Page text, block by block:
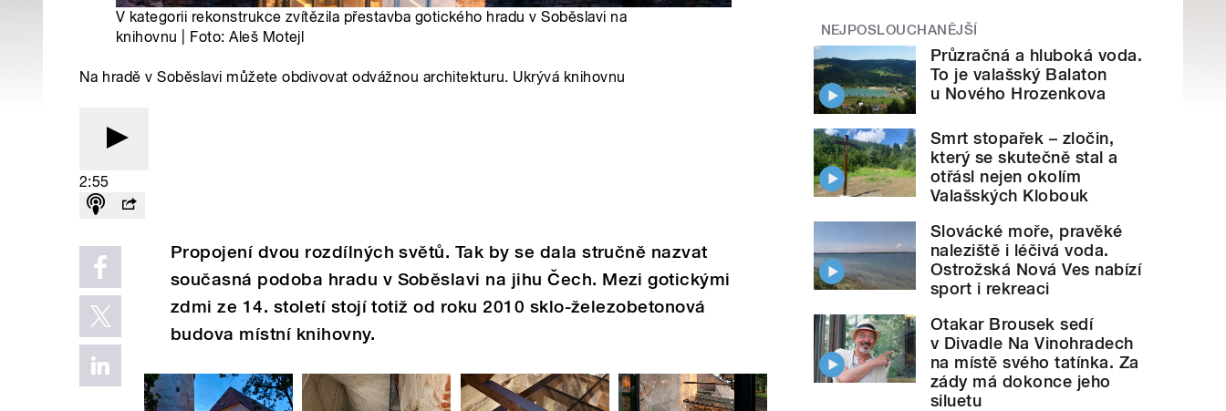
V kategorii rekonstrukce zvítězila přestavba gotického hradu v Soběslavi na
knihovnu | Foto: Aleš Motejl
Na hradě v Soběslavi můžete obdivovat odvážnou architekturu. Ukrývá knihovnu
2:55
Propojení dvou rozdílných světů. Tak by se dala stručně nazvat
současná podoba hradu v Soběslavi na jihu Čech. Mezi gotickými
zdmi ze 14. století stojí totiž od roku 2010 sklo-železobetonová
budova místní knihovny.
NEJPOSLOUCHANĚJŠÍ
Průzračná a hluboká voda.
To je valašský Balaton
u Nového Hrozenkova
Smrt stopařek – zločin,
který se skutečně stal a
otřásl nejen okolím
Valašských Klobouk
Slovácké moře, pravěké
naleziště i léčivá voda.
Ostrožská Nová Ves nabízí
sport i rekreaci
Otakar Brousek sedí
v Divadle Na Vinohradech
na místě svého tatínka. Za
zády má dokonce jeho
siluetu